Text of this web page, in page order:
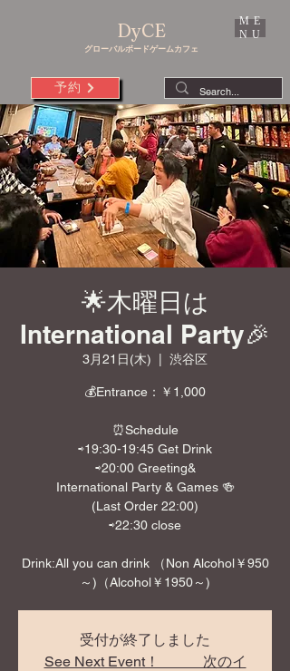
DyCE
グローバルボードゲームカフェ
予約
ME
NU
🌟木曜日は
International Party🎉
3月21日(木) 渋谷区
💰Entrance：￥1,000
⏰Schedule
⇨19:30-19:45 Get Drink
⇨20:00 Greeting&
International Party & Games 🍻
(Last Order 22:00)
⇨22:30 close
Drink:All you can drink （Non Alcohol￥950
～)（Alcohol￥1950～)
受付が終了しました
See Next Event！ 次のイ